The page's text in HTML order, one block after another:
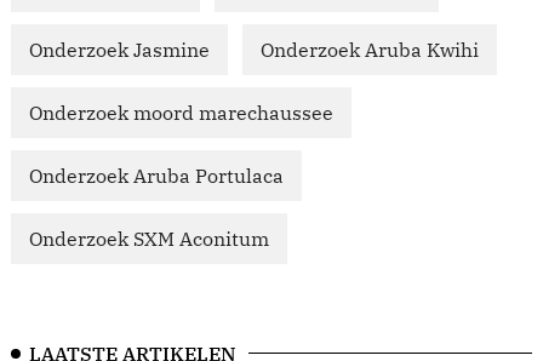
Onderzoek Jasmine Onderzoek Aruba Kwihi
Onderzoek moord marechaussee
Onderzoek Aruba Portulaca
Onderzoek SXM Aconitum
LAATSTE ARTIKELEN